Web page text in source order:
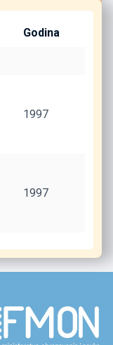
Godina
1997
1997